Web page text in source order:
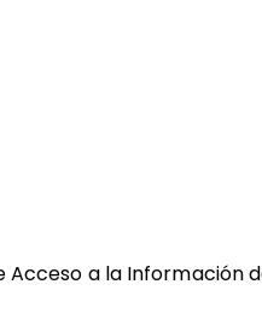
a la Información